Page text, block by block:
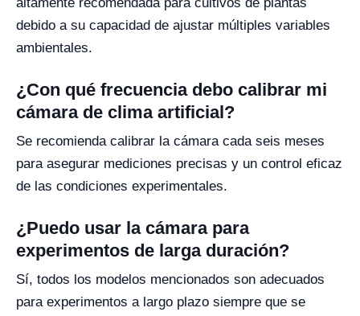
altamente recomendada para cultivos de plantas
debido a su capacidad de ajustar múltiples variables
ambientales.
¿Con qué frecuencia debo calibrar mi
cámara de clima artificial?
Se recomienda calibrar la cámara cada seis meses
para asegurar mediciones precisas y un control eficaz
de las condiciones experimentales.
¿Puedo usar la cámara para
experimentos de larga duración?
Sí, todos los modelos mencionados son adecuados
para experimentos a largo plazo siempre que se